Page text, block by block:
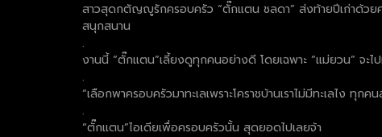
สาวสุดกตัญญูรักครอบครัว “ตั๊กแตน ชลดา” ส่งท้ายปีเก่าด้วย
สนุกสนาน
.
งานนี้ “ตั๊กแตน”เลี้ยงดูทุกคนอย่างดี โดยเฉพาะ “แม่ยวน” จะ
.
“เลือกพาครอบครัวมาทะเลเพราะโคราชบ้านเราไม่มีทะเลไง
.
“ตั๊กแตน”ไอเดียเพื่อครอบครัวนั้น สุดยอดไปเลยจ้า